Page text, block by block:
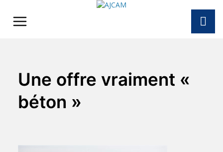
content
Une offre vraiment «
béton »